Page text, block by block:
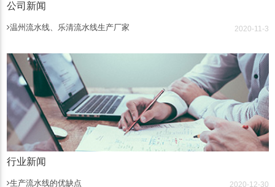
公司新闻
温州流水线、乐清流水线生产厂家 2020-11-3
行业新闻
生产流水线的优缺点 2020-12-30